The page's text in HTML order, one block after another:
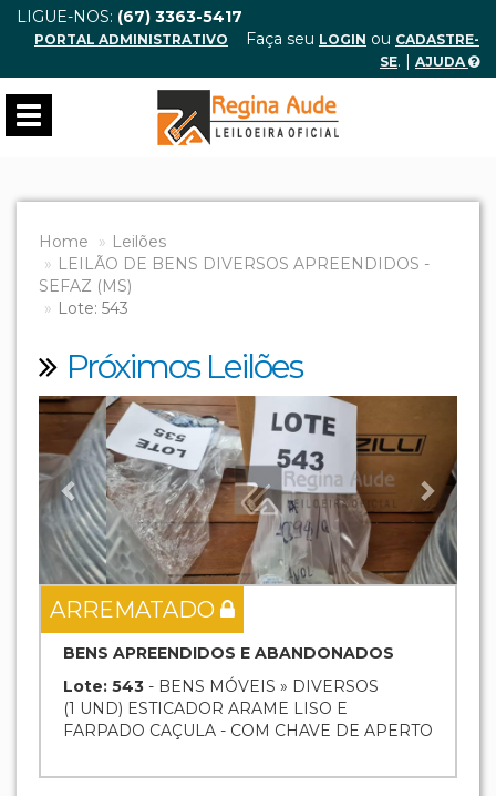
LIGUE-NOS: (67) 3363-5417
PORTAL ADMINISTRATIVO Faça seu LOGIN ou CADASTRE-
SE. | AJUDA
Toggle
navigation
Home
Leilões
LEILÃO DE BENS DIVERSOS APREENDIDOS -
SEFAZ (MS)
Lote: 543
Próximos Leilões
Previous
ARREMATADO
BENS APREENDIDOS E ABANDONADOS
Lote: 543 - BENS MÓVEIS » DIVERSOS
(1 UND) ESTICADOR ARAME LISO E
FARPADO CAÇULA - COM CHAVE DE APERTO